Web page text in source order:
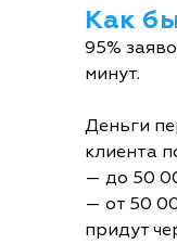
Как
95%
минут.
Деньги
клиента
— до 50
— от 50
придут